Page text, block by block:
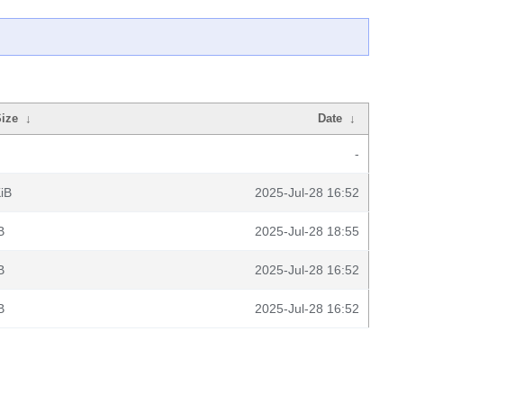
↓ Date ↓
-
2025-Jul-28 16:52
2025-Jul-28 18:55
2025-Jul-28 16:52
2025-Jul-28 16:52